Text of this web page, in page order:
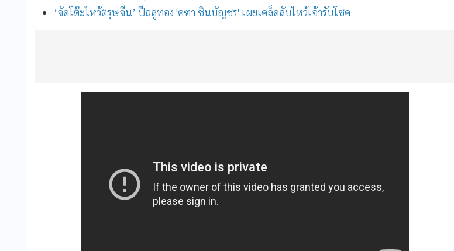
‘จัดโต๊ะไหว้ตรุษจีน’ ปีฉลูทอง 'คฑา ชินบัญชร' เผยเคล็ดลับไหว้เจ้ารับโชค